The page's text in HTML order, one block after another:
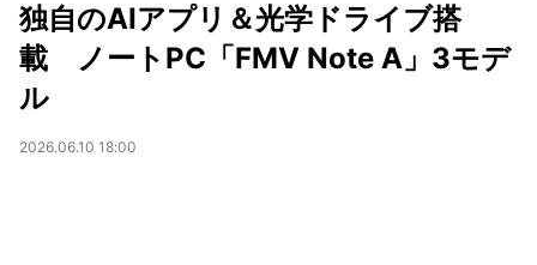
独自のAIアプリ＆光学ドライブ搭
載 ノートPC「FMV Note A」3モデ
ル
2026.06.10 18:00